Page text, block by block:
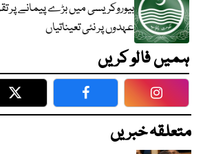
بیوروکریسی میں بڑے پیمانے پر
عہدوں پر نئی تعیناتیاں
ہمیں فالو کریں
Twitter Facebook
متعلقہ خبریں